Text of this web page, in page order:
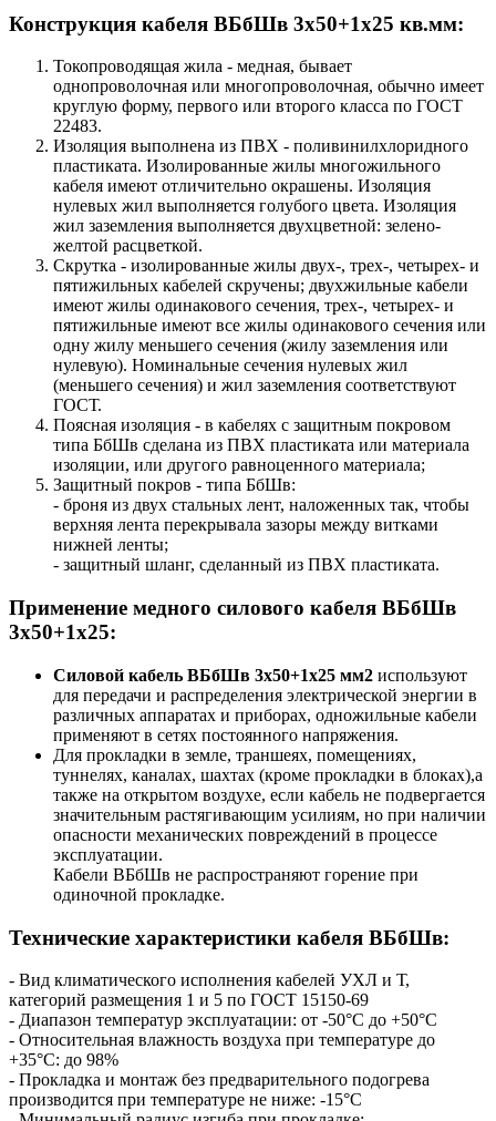
Конструкция кабеля ВБбШв 3х50+1х25 кв.мм:
Токопроводящая жила - медная, бывает
однопроволочная или многопроволочная, обычно имеет
круглую форму, первого или второго класса по ГОСТ
22483.
Изоляция выполнена из ПВХ - поливинилхлоридного
пластиката. Изолированные жилы многожильного
кабеля имеют отличительно окрашены. Изоляция
нулевых жил выполняется голубого цвета. Изоляция
жил заземления выполняется двухцветной: зелено-
желтой расцветкой.
Скрутка - изолированные жилы двух-, трех-, четырех- и
пятижильных кабелей скручены; двухжильные кабели
имеют жилы одинакового сечения, трех-, четырех- и
пятижильные имеют все жилы одинакового сечения или
одну жилу меньшего сечения (жилу заземления или
нулевую). Номинальные сечения нулевых жил
(меньшего сечения) и жил заземления соответствуют
ГОСТ.
Поясная изоляция - в кабелях с защитным покровом
типа БбШв сделана из ПВХ пластиката или материала
изоляции, или другого равноценного материала;
Защитный покров - типа БбШв:
- броня из двух стальных лент, наложенных так, чтобы
верхняя лента перекрывала зазоры между витками
нижней ленты;
- защитный шланг, сделанный из ПВХ пластиката.
Применение медного силового кабеля ВБбШв
3х50+1х25:
Силовой кабель ВБбШв 3х50+1х25 мм2 используют
для передачи и распределения электрической энергии в
различных аппаратах и приборах, одножильные кабели
применяют в сетях постоянного напряжения.
Для прокладки в земле, траншеях, помещениях,
туннелях, каналах, шахтах (кроме прокладки в блоках),а
также на открытом воздухе, если кабель не подвергается
значительным растягивающим усилиям, но при наличии
опасности механических повреждений в процессе
эксплуатации.
Кабели ВБбШв не распространяют горение при
одиночной прокладке.
Технические характеристики кабеля ВБбШв:
- Вид климатического исполнения кабелей УХЛ и Т,
категорий размещения 1 и 5 по ГОСТ 15150-69
- Диапазон температур эксплуатации: от -50°С до +50°С
- Относительная влажность воздуха при температуре до
+35°С: до 98%
- Прокладка и монтаж без предварительного подогрева
производится при температуре не ниже: -15°С